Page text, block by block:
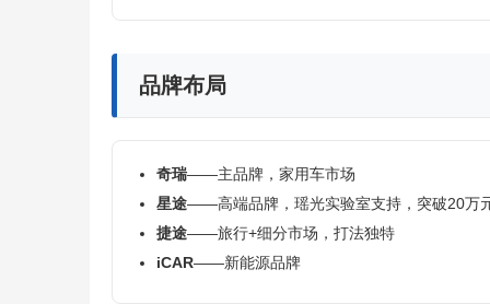
品牌布局
奇瑞——主品牌，家用车市场
星途——高端品牌，瑶光实验室支持，突破20万
捷途——旅行+细分市场，打法独特
iCAR——新能源品牌